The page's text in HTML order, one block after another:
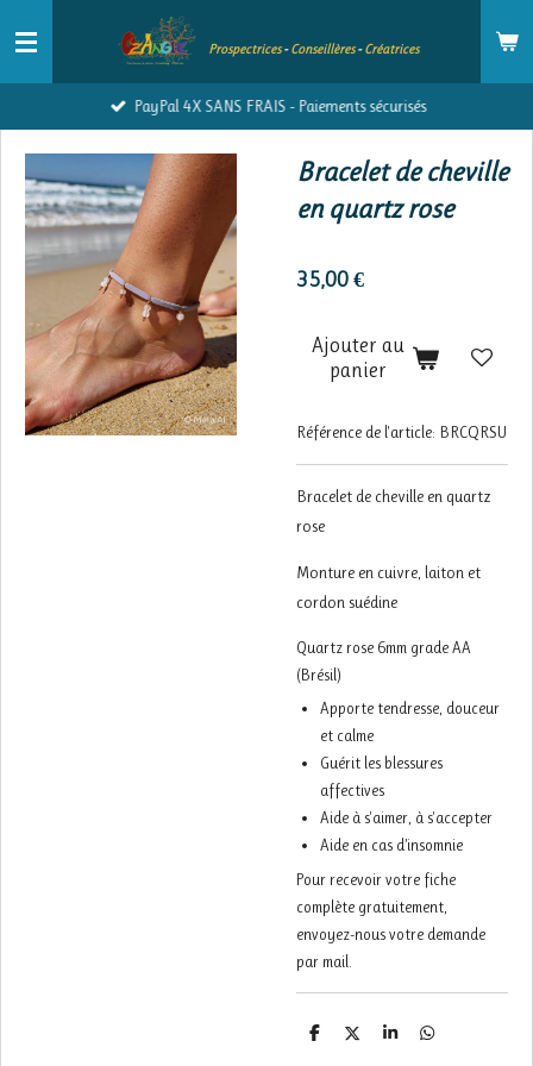
au
contenu
Prospectrices-Conseillères-Créatrices
PayPal 4X SANS FRAIS - Paiements sécurisés
Bracelet de cheville
en quartz rose
35,00 €
Ajouter au
panier
Référence de l'article: BRCQRSU
Bracelet de cheville en quartz
rose
Monture en cuivre, laiton et
cordon suédine
Quartz rose 6mm grade AA
(Brésil)
Apporte tendresse, douceur
et calme
Guérit les blessures
affectives
Aide à s'aimer, à s'accepter
Aide en cas d’insomnie
Pour recevoir votre fiche
complète gratuitement,
envoyez-nous votre demande
par mail.
P
P
P
P